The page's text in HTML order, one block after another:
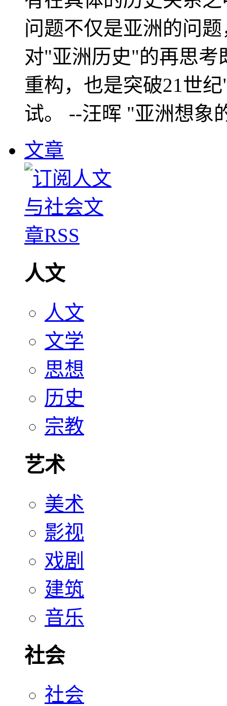
问题不仅是亚洲的问
对"亚洲历史"的再思考
重构，也是突破21世
试。 --汪晖 "亚洲想象
文章
人文
人文
文学
思想
历史
宗教
艺术
美术
影视
戏剧
建筑
音乐
社会
社会